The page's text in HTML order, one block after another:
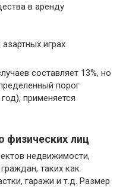
в аренду
играх
составляет 13%, но
порог
применяется
физических лиц
недвижимости,
таких как
гаражи и т.д. Размер